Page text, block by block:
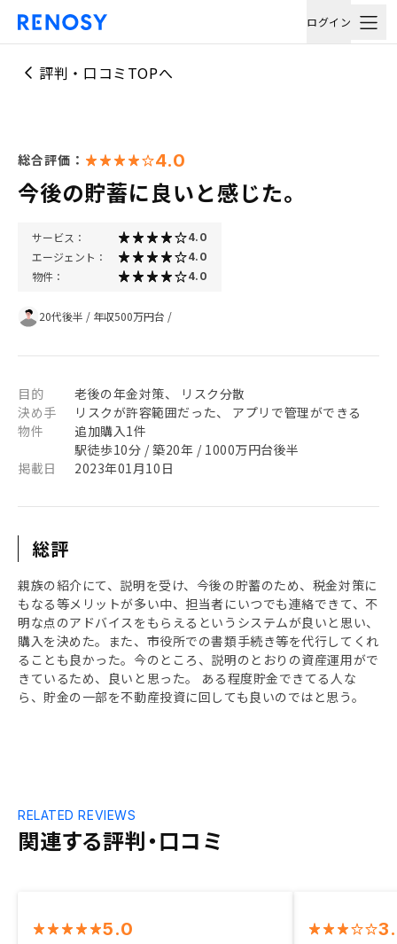
ログイン
評判・口コミTOPへ
総合評価： 4.0
今後の貯蓄に良いと感じた。
サービス： 4.0
エージェント： 4.0
物件： 4.0
20代後半 / 年収500万円台 /
目的
老後の年金対策、 リスク分散
決め手
リスクが許容範囲だった、 アプリで管理ができる
物件
追加購入1件
駅徒歩10分 / 築20年 / 1000万円台後半
掲載日
2023年01月10日
総評
親族の紹介にて、説明を受け、今後の貯蓄のため、税金対策に
もなる等メリットが多い中、担当者にいつでも連絡できて、不
明な点のアドバイスをもらえるというシステムが良いと思い、
購入を決めた。また、市役所での書類手続き等を代行してくれ
ることも良かった。今のところ、説明のとおりの資産運用がで
きているため、良いと思った。 ある程度貯金できてる人な
ら、貯金の一部を不動産投資に回しても良いのではと思う。
関連する評判・口コミ
RELATED REVIEWS
5.0